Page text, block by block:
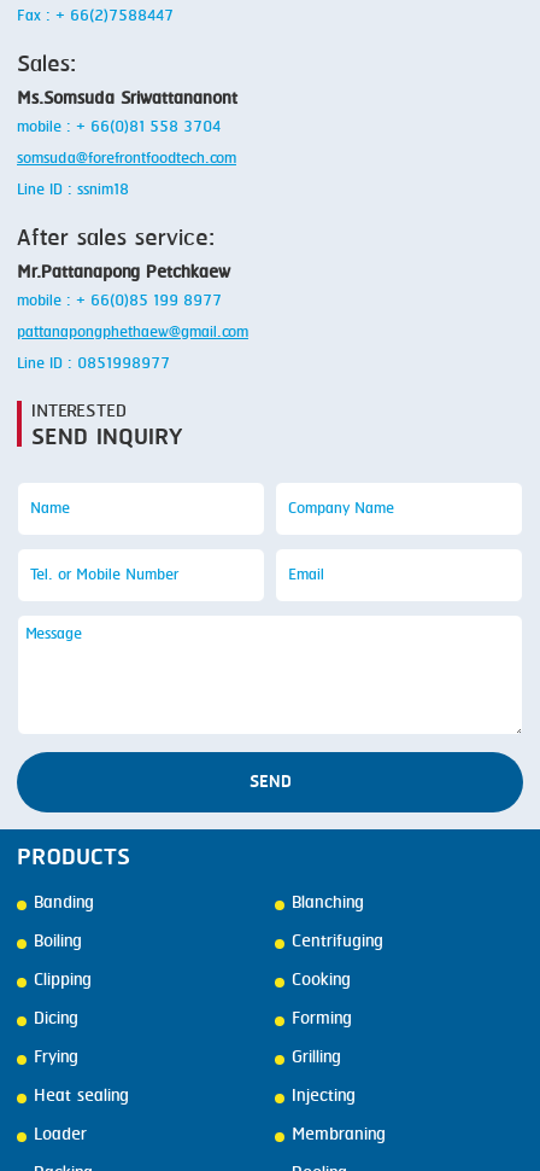
Fax : + 66(2)7588447
Sales:
Ms.Somsuda Sriwattananont
mobile : + 66(0)81 558 3704
somsuda@forefrontfoodtech.com
Line ID : ssnim18
After sales service:
Mr.Pattanapong Petchkaew
mobile : + 66(0)85 199 8977
pattanapongphethaew@gmail.com
Line ID : 0851998977
INTERESTED
SEND INQUIRY
SEND
PRODUCTS
Banding
Blanching
Boiling
Centrifuging
Clipping
Cooking
Dicing
Forming
Frying
Grilling
Heat sealing
Injecting
Loader
Membraning